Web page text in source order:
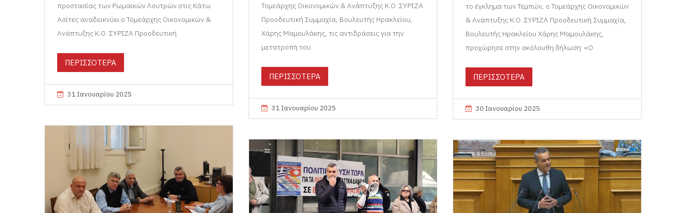
προστασίας των Ρωμαϊκών Λουτρών στις Κάτω
Ασίτες αναδεικνύει ο Τομεάρχης Οικονομικών &
Ανάπτυξης Κ.Ο. ΣΥΡΙΖΑ Προοδευτική
ΠΕΡΙΣΣΟΤΕΡΑ
31 Ιανουαρίου 2025
Τομεάρχης Οικονομικών & Ανάπτυξης Κ.Ο. ΣΥΡΙΖΑ
Προοδευτική Συμμαχία, Βουλευτής Ηρακλείου,
Χάρης Μαμουλάκης, τις αντιδράσεις για την
μετατροπή του
ΠΕΡΙΣΣΟΤΕΡΑ
31 Ιανουαρίου 2025
το έγκλημα των Τεμπών, ο Τομεάρχης Οικονομικών
& Ανάπτυξης Κ.Ο. ΣΥΡΙΖΑ Προοδευτική Συμμαχία,
Βουλευτής Ηρακλείου Χάρης Μαμουλάκης,
προχώρησε στην ακόλουθη δήλωση: «Ο
ΠΕΡΙΣΣΟΤΕΡΑ
30 Ιανουαρίου 2025